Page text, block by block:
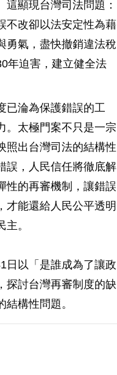
這顯現台灣司法問題：
不改卻以法安定性為藉
勇氣，盡快撤銷違法稅
年迫害，建立健全法
已淪為保護錯誤的工
。太極門案不只是一宗
照出台灣司法的結構性
誤，人民信任將徹底解
性的再審機制，讓錯誤
才能還給人民公平透明
。
日以「是誰成為了讓政
探討台灣再審制度的缺
構性問題。